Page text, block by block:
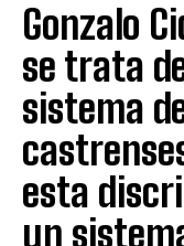
Gonzalo
se trata
sistema
esta
un